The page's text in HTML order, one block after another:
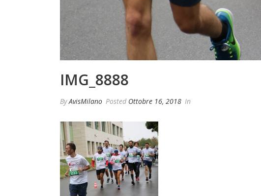
IMG_8888
ByAvisMilano Posted Ottobre 16, 2018 In